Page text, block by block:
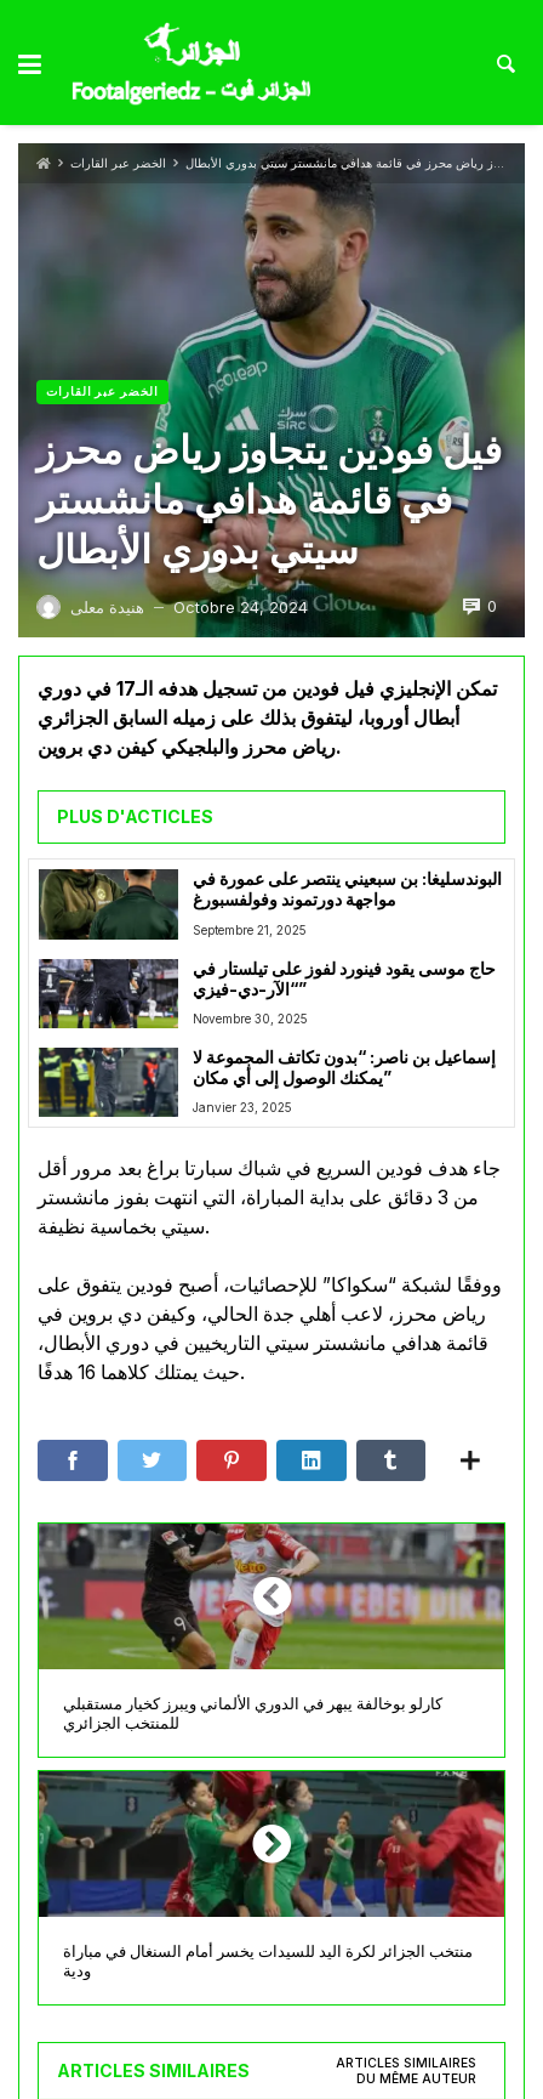
الخضر عبر القارات فيل فودين يتجاوز رياض محرز في قائمة هدافي مانشستر سيتي بدوري الأبطال
الخضر عبر القارات
فيل فودين يتجاوز رياض محرز
في قائمة هدافي مانشستر
سيتي بدوري الأبطال
هنيدة معلى — Octobre 24, 2024 0
تمكن الإنجليزي فيل فودين من تسجيل هدفه الـ17 في دوري
أبطال أوروبا، ليتفوق بذلك على زميله السابق الجزائري
رياض محرز والبلجيكي كيفن دي بروين.
PLUS D'ACTICLES
البوندسليغا: بن سبعيني ينتصر على عمورة في
مواجهة دورتموند وفولفسبورغ
Septembre 21, 2025
حاج موسى يقود فينورد لفوز على تيلستار في
“الآر-دي-فيزي”
Novembre 30, 2025
إسماعيل بن ناصر: “بدون تكاتف المجموعة لا
يمكنك الوصول إلى أي مكان”
Janvier 23, 2025
جاء هدف فودين السريع في شباك سبارتا براغ بعد مرور أقل
من 3 دقائق على بداية المباراة، التي انتهت بفوز مانشستر
سيتي بخماسية نظيفة.
ووفقًا لشبكة “سكواكا” للإحصائيات، أصبح فودين يتفوق على
رياض محرز، لاعب أهلي جدة الحالي، وكيفن دي بروين في
قائمة هدافي مانشستر سيتي التاريخيين في دوري الأبطال،
حيث يمتلك كلاهما 16 هدفًا.
كارلو بوخالفة يبهر في الدوري الألماني ويبرز كخيار مستقبلي
للمنتخب الجزائري
منتخب الجزائر لكرة اليد للسيدات يخسر أمام السنغال في مباراة
ودية
ARTICLES SIMILAIRES
ARTICLES SIMILAIRES
DU MÊME AUTEUR